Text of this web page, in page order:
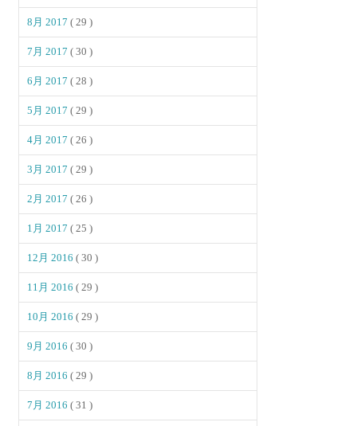
8月 2017( 29 )
7月 2017( 30 )
6月 2017( 28 )
5月 2017( 29 )
4月 2017( 26 )
3月 2017( 29 )
2月 2017( 26 )
1月 2017( 25 )
12月 2016( 30 )
11月 2016( 29 )
10月 2016( 29 )
9月 2016( 30 )
8月 2016( 29 )
7月 2016( 31 )